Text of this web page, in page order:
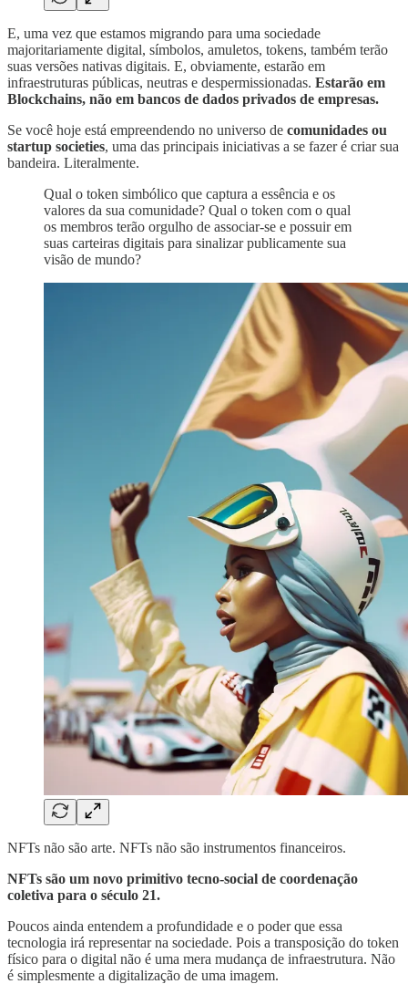
E, uma vez que estamos migrando para uma sociedade
majoritariamente digital, símbolos, amuletos, tokens, também terão
suas versões nativas digitais. E, obviamente, estarão em
infraestruturas públicas, neutras e despermissionadas. Estarão em
Blockchains, não em bancos de dados privados de empresas.
Se você hoje está empreendendo no universo de comunidades ou
startup societies, uma das principais iniciativas a se fazer é criar sua
bandeira. Literalmente.
Qual o token simbólico que captura a essência e os
valores da sua comunidade? Qual o token com o qual
os membros terão orgulho de associar-se e possuir em
suas carteiras digitais para sinalizar publicamente sua
visão de mundo?
NFTs não são arte. NFTs não são instrumentos financeiros.
NFTs são um novo primitivo tecno-social de coordenação
coletiva para o século 21.
Poucos ainda entendem a profundidade e o poder que essa
tecnologia irá representar na sociedade. Pois a transposição do token
físico para o digital não é uma mera mudança de infraestrutura. Não
é simplesmente a digitalização de uma imagem.